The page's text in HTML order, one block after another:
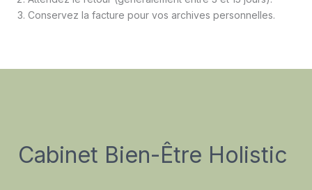
Conservez la facture pour vos archives personnelles.
Cabinet Bien-Être Holistic